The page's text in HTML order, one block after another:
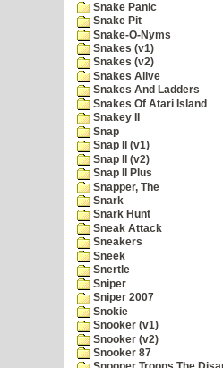
Snake Panic
Snake Pit
Snake-O-Nyms
Snakes (v1)
Snakes (v2)
Snakes Alive
Snakes And Ladders
Snakes Of Atari Island
Snakey II
Snap
Snap II (v1)
Snap II (v2)
Snap II Plus
Snapper, The
Snark
Snark Hunt
Sneak Attack
Sneakers
Sneek
Snertle
Sniper
Sniper 2007
Snokie
Snooker (v1)
Snooker (v2)
Snooker 87